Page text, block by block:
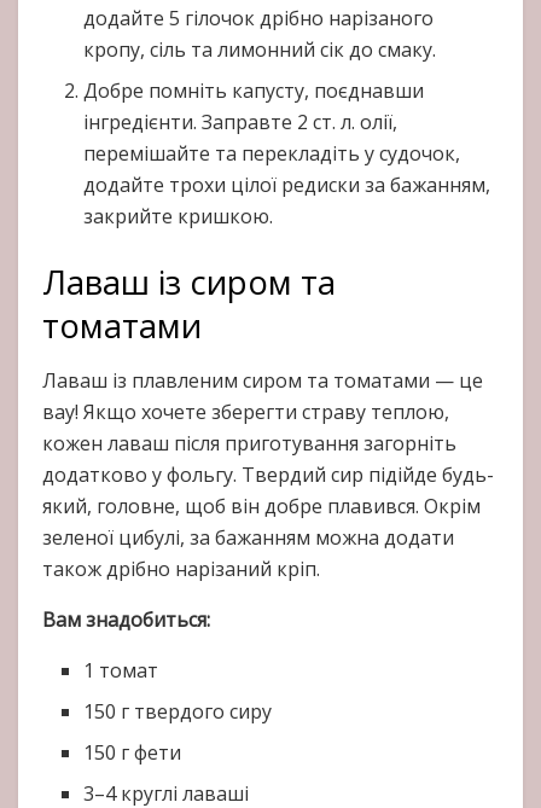
додайте 5 гілочок дрібно нарізаного
кропу, сіль та лимонний сік до смаку.
Добре помніть капусту, поєднавши
інгредієнти. Заправте 2 ст. л. олії,
перемішайте та перекладіть у судочок,
додайте трохи цілої редиски за бажанням,
закрийте кришкою.
Лаваш із сиром та
томатами
Лаваш із плавленим сиром та томатами — це
вау! Якщо хочете зберегти страву теплою,
кожен лаваш після приготування загорніть
додатково у фольгу. Твердий сир підійде будь-
який, головне, щоб він добре плавився. Окрім
зеленої цибулі, за бажанням можна додати
також дрібно нарізаний кріп.
Вам знадобиться:
1 томат
150 г твердого сиру
150 г фети
3–4 круглі лаваші